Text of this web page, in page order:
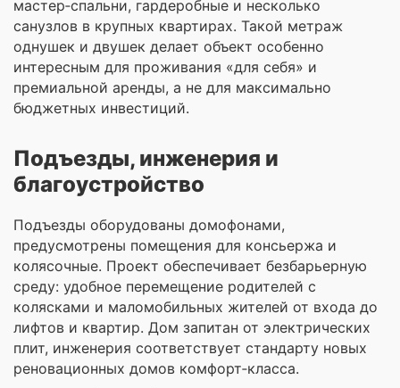
мастер‑спальни, гардеробные и несколько
санузлов в крупных квартирах. Такой метраж
однушек и двушек делает объект особенно
интересным для проживания «для себя» и
премиальной аренды, а не для максимально
бюджетных инвестиций.
Подъезды, инженерия и
благоустройство
Подъезды оборудованы домофонами,
предусмотрены помещения для консьержа и
колясочные. Проект обеспечивает безбарьерную
среду: удобное перемещение родителей с
колясками и маломобильных жителей от входа до
лифтов и квартир. Дом запитан от электрических
плит, инженерия соответствует стандарту новых
реновационных домов комфорт‑класса.